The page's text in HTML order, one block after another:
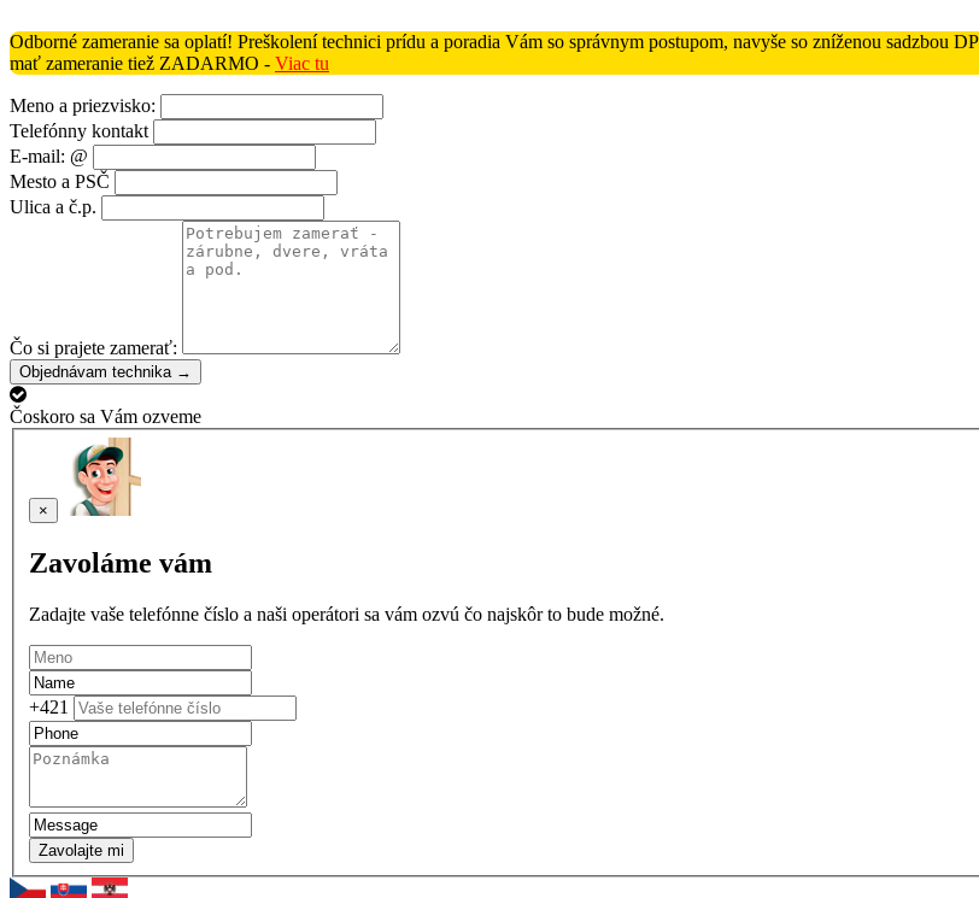
Odborné zameranie sa oplatí! Preškolení technici prídu a poradia Vám so správnym postupom, navyše so zníženou sadzbou
mať zameranie tiež ZADARMO - Viac tu
Meno a priezvisko:
Telefónny kontakt
E-mail: @
Mesto a PSČ
Ulica a č.p.
Čo si prajete zamerať:
Objednávam technika →
Čoskoro sa Vám ozveme
×
Zavoláme vám
Zadajte vaše telefónne číslo a naši operátori sa vám ozvú čo najskôr to bude možné.
+421
Zavolajte mi